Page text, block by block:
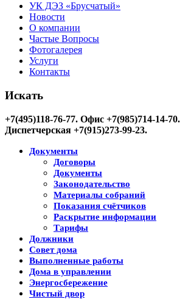
УК ДЭЗ «Брусчатый»
Новости
О компании
Частые Вопросы
Фотогалерея
Услуги
Контакты
Искать
+7(495)118-76-77. Офис +7(985)714-14-70.
Диспетчерская +7(915)273-99-23.
Документы
Договоры
Документы
Законодательство
Материалы собраний
Показания счётчиков
Раскрытие информации
Тарифы
Должники
Совет дома
Выполненные работы
Дома в управлении
Энергосбережение
Чистый двор